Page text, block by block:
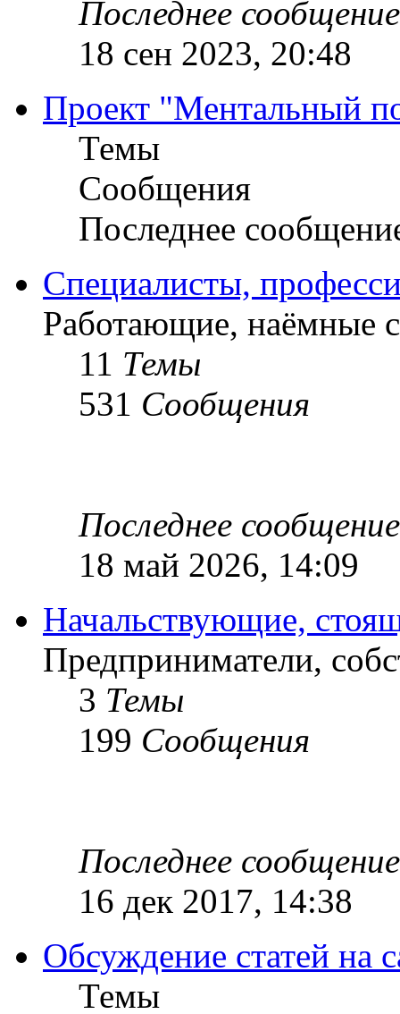
Последнее сообщение
18 сен 2023, 20:48
Проект "Ментальный
Темы
Сообщения
Последнее
Специалисты,
Работающие, наёмные
11 Темы
531 Сообщения
Последнее сообщение
18 май 2026, 14:09
Начальствующие,
Предприниматели,
3 Темы
199 Сообщения
Последнее сообщение
16 дек 2017, 14:38
Обсуждение статей на
Темы